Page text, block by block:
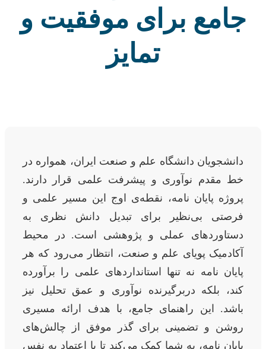
جامع برای موفقیت و
تمایز
دانشجویان دانشگاه علم و صنعت ایران، همواره در
خط مقدم نوآوری و پیشرفت علمی قرار دارند.
پروژه پایان نامه، نقطه‌ی اوج این مسیر علمی و
فرصتی بی‌نظیر برای تبدیل دانش نظری به
دستاوردهای عملی و پژوهشی است. در محیط
آکادمیک پویای علم و صنعت، انتظار می‌رود که هر
پایان نامه نه تنها استانداردهای علمی را برآورده
کند، بلکه دربرگیرنده نوآوری و عمق تحلیل نیز
باشد. این راهنمای جامع، با هدف ارائه مسیری
روشن و تضمینی برای گذر موفق از چالش‌های
پایان نامه، به شما کمک می‌کند تا با اعتماد به نفس